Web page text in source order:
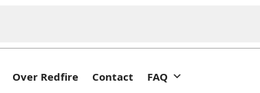
Over Redfire Contact FAQ